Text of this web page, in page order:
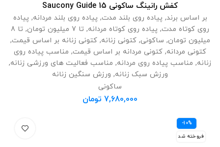
انتخاب گزینه هاکفش رانینگ ساکونی Saucony Guide 15
بر اساس برند, پیاده روی بلند مدت, پیاده روی بلند مردانه, پیاده
روی کوتاه مدت, پیاده روی کوتاه مردانه, تا 7 میلیون تومان ,
تا 8
میلیون تومان, ساکونی,کتونی زنانه,کتونی زنانه بر اساس قیمت,
کتونی مردانه, کتونی مردانه بر اساس قیمت, مناسب پیاده روی
زنانه, مناسب پیاده روی مردانه, مناسب فعالیت های ورزشی زنانه,
ورزش سبک زنانه, ورزش سنگین زنانه
ساکونی
7,680,000 تومان
-10%
فروخته شد